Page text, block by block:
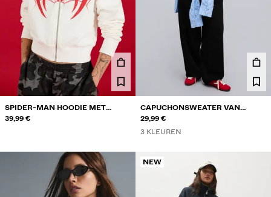
SPIDER-MAN HOODIE MET
PRINT
39,99 €
CAPUCHONSWEATER VAN
SWEATSTOF MET RITS
29,99 €
3 KLEUREN
NEW